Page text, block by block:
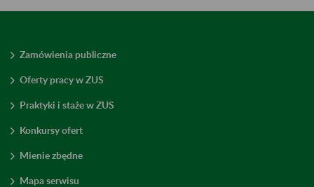
Zamówienia publiczne
Oferty pracy w ZUS
Praktyki i staże w ZUS
Konkursy ofert
Mienie zbędne
Mapa serwisu